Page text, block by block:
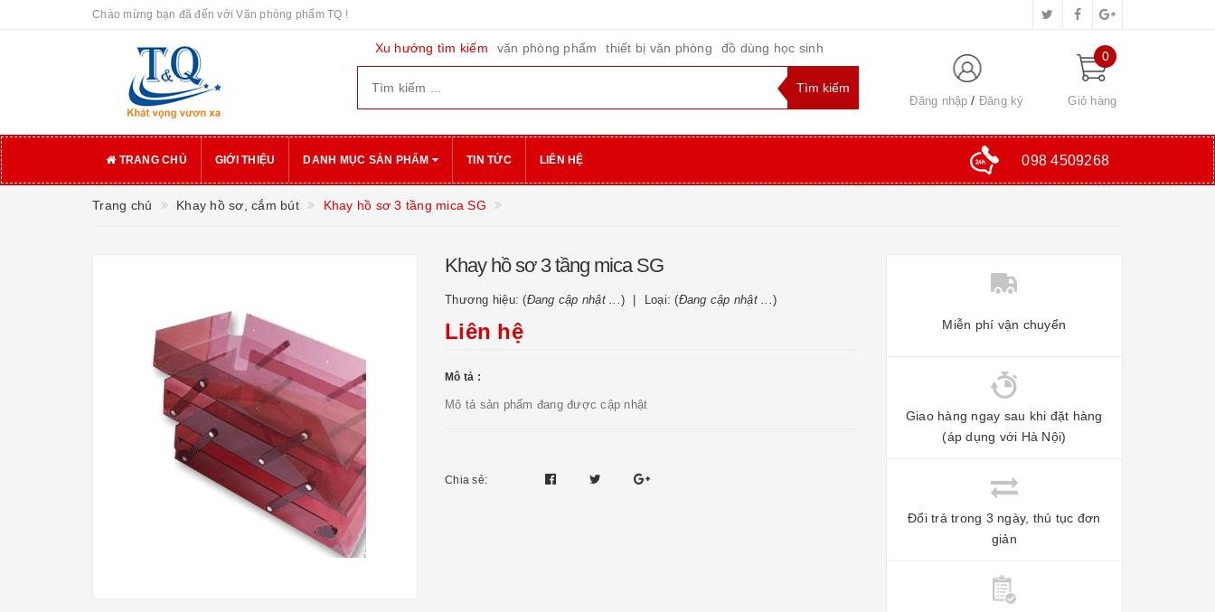
Chào mừng bạn đã đến với Văn phòng phẩm TQ !
Xu hướng tìm kiếm văn phòng phẩm thiết bị văn phòng đồ dùng học sinh
Đăng nhập Đăng ký
0
Giỏ hàng
TRANG CHỦ GIỚI THIỆU DANH MỤC SẢN PHẨM TIN TỨC LIÊN HỆ 098 4509268
Trang chủ Khay hồ sơ, cắm bút Khay hồ sơ 3 tầng mica SG
Khay hồ sơ 3 tầng mica SG
Thương hiệu: (Đang cập nhật ...) Loại: (Đang cập nhật ...)
Liên hệ
Mô tả :
Mô tả sản phẩm đang được cập nhật
Chia sẻ:
Miễn phí vận chuyển
Giao hàng ngay sau khi đặt hàng
(áp dụng với Hà Nội)
Đổi trả trong 3 ngày, thủ tục đơn
giản